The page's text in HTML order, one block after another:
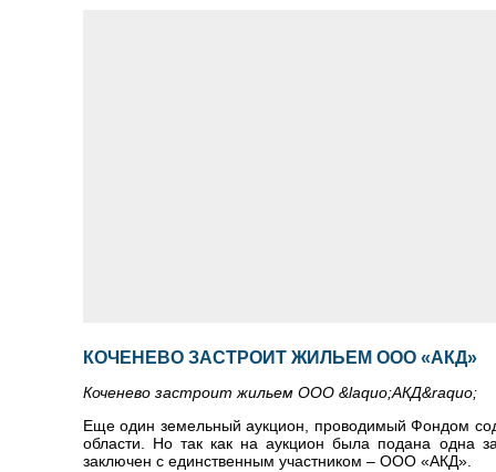
КОЧЕНЕВО ЗАСТРОИТ ЖИЛЬЕМ ООО «АКД»
Коченево застроит жильем ООО &laquo;АКД&raquo;
Еще один земельный аукцион, проводимый Фондом
области. Но так как на аукцион была подана одна
заключен с единственным участником – ООО «АКД».